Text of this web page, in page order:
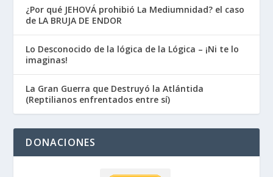
¿Por qué JEHOVÁ prohibió La Mediumnidad? el caso
de LA BRUJA DE ENDOR
Lo Desconocido de la lógica de la Lógica – ¡Ni te lo
imaginas!
La Gran Guerra que Destruyó la Atlántida
(Reptilianos enfrentados entre sí)
DONACIONES